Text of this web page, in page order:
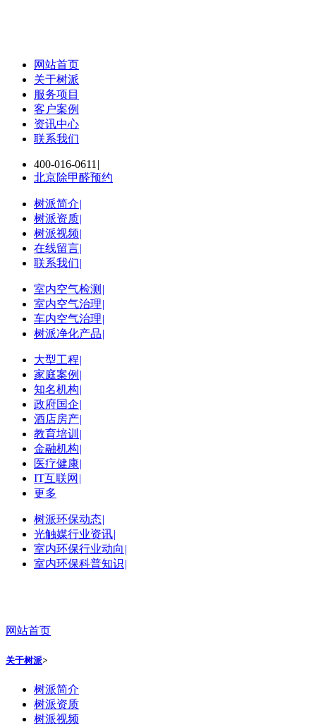
网站首页
关于树派
服务项目
客户案例
资讯中心
联系我们
400-016-0611 |
北京除甲醛预约
树派简介|
树派资质|
树派视频|
在线留言|
联系我们|
室内空气检测 |
室内空气治理|
车内空气治理|
树派净化产品|
大型工程|
家庭案例 |
知名机构|
政府国企|
酒店房产|
教育培训 |
金融机构|
医疗健康|
IT互联网 |
更多
树派环保动态|
光触媒行业资讯|
室内环保行业动向 |
室内环保科普知识|
网站首页
关于树派>
树派简介
树派资质
树派视频